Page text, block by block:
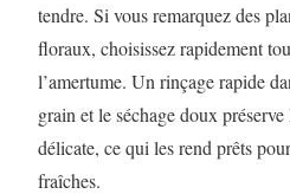
tendre. Si vous remarquez des
floraux, choisissez rapidement
l’amertume. Un rinçage rapide
grain et le séchage doux
délicate, ce qui les rend prêts
fraîches.